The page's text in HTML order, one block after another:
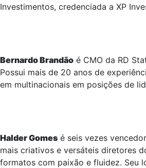
Investimentos, credenciada a XP
Bernardo Brandão é CMO da RD
Possui mais de 20 anos de
em multinacionais em posições de
Halder Gomes é seis vezes
mais criativos e versáteis diretores
formatos com paixão e fluidez. Seu